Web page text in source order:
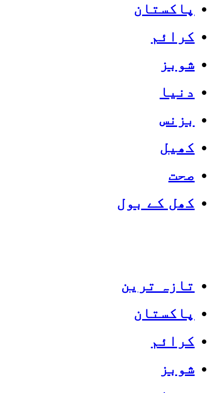
پاکستان
کرائم
شوبز
دنیا
بزنس
کھیل
صحت
کھل کے بول
تازہ ترین
پاکستان
کرائم
شوبز
Categories
Top News